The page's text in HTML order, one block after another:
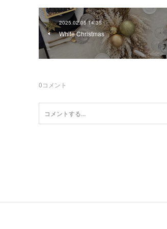
2025.02.05 14:35
White Christmas
0コメント